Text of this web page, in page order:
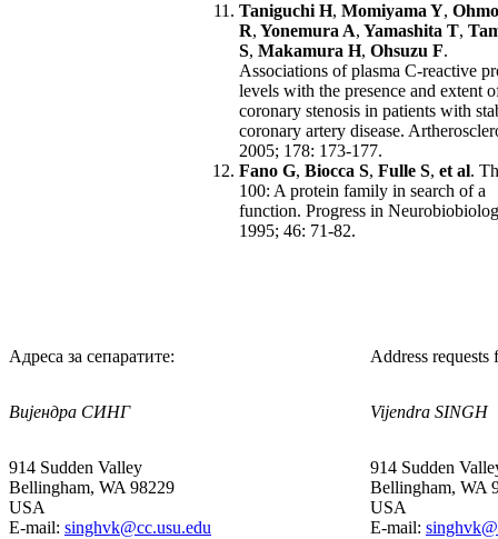
Taniguchi H, Momiyama Y,
R, Yonemura A, Yamashita T,
S, Makamura H, Ohsuzu F.
Associations of plasma C-reactive
levels with the presence and extent
coronary stenosis in patients with
coronary artery disease.
2005; 178: 173-177.
Fano G, Biocca S, Fulle S, et al.
100: A protein family in search of a
function. Progress in
1995; 46: 71-82.
Адреса за сепаратите: Address requests
Вијендра СИНГ Vijendra SINGH
914 Sudden Valley
Bellingham, WA 98229
USA
E-mail: singhvk@cc.usu.edu
914 Sudden
Bellingham, WA
USA
E-mail: